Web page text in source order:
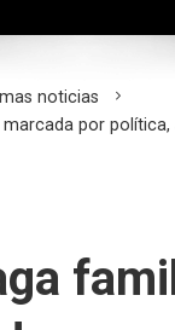
noticias
por política,